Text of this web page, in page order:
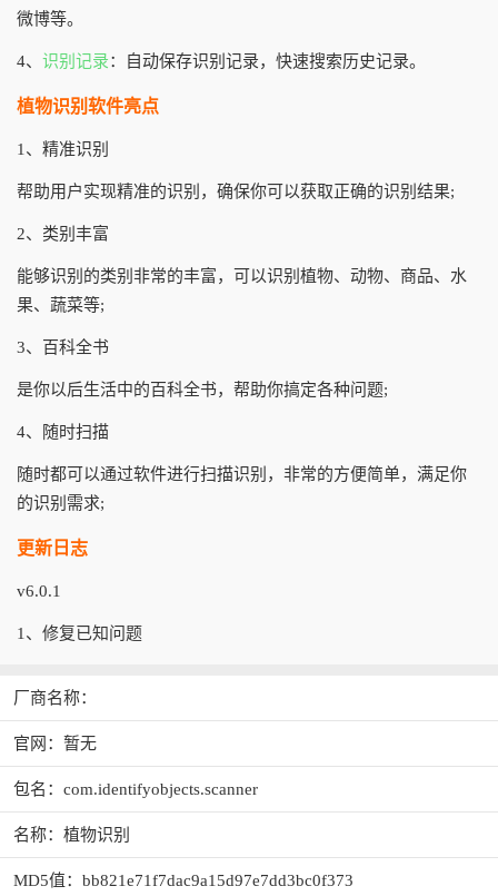
微博等。
4、 识别记录：自动保存识别记录，快速搜索历史记录。
植物识别软件亮点
1、精准识别
帮助用户实现精准的识别，确保你可以获取正确的识别结果;
2、类别丰富
能够识别的类别非常的丰富，可以识别植物、动物、商品、水
果、蔬菜等;
3、百科全书
是你以后生活中的百科全书，帮助你搞定各种问题;
4、随时扫描
随时都可以通过软件进行扫描识别，非常的方便简单，满足你
的识别需求;
更新日志
v6.0.1
1、修复已知问题
厂商名称：
官网：暂无
包名：com.identifyobjects.scanner
名称：植物识别
MD5值：bb821e71f7dac9a15d97e7dd3bc0f373